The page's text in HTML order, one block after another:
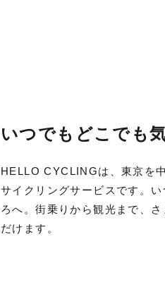
いつでもどこでも
HELLO CYCLINGは、東京を
サイクリングサービスです。
ろへ。街乗りから観光まで、
だけます。